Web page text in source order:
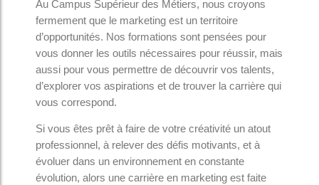
Au Campus Supérieur des Métiers, nous croyons
fermement que le marketing est un territoire
d’opportunités. Nos formations sont pensées pour
vous donner les outils nécessaires pour réussir, mais
aussi pour vous permettre de découvrir vos talents,
d’explorer vos aspirations et de trouver la carrière qui
vous correspond.
Si vous êtes prêt à faire de votre créativité un atout
professionnel, à relever des défis motivants, et à
évoluer dans un environnement en constante
évolution, alors une carrière en marketing est faite